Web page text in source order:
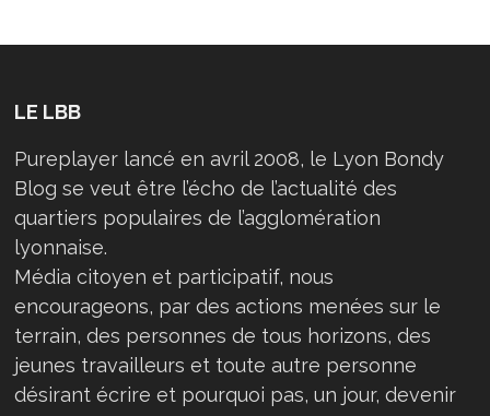
LE LBB
Pureplayer lancé en avril 2008, le Lyon Bondy
Blog se veut être l’écho de l’actualité des
quartiers populaires de l’agglomération
lyonnaise.
Média citoyen et participatif, nous
encourageons, par des actions menées sur le
terrain, des personnes de tous horizons, des
jeunes travailleurs et toute autre personne
désirant écrire et pourquoi pas, un jour, devenir